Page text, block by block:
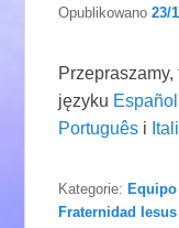
Opublikowano23/
języku Español
Português i
Kategorie:
Fraternidad